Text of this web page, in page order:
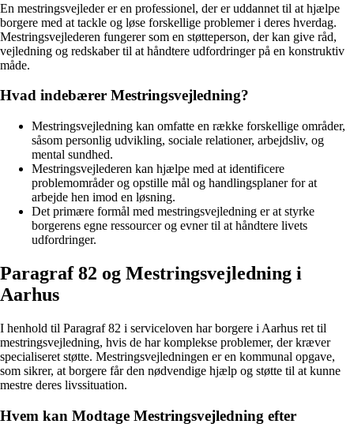
En mestringsvejleder er en professionel, der er uddannet til at hjælpe
borgere med at tackle og løse forskellige problemer i deres hverdag.
Mestringsvejlederen fungerer som en støtteperson, der kan give råd,
vejledning og redskaber til at håndtere udfordringer på en konstruktiv
måde.
Hvad indebærer Mestringsvejledning?
Mestringsvejledning kan omfatte en række forskellige områder,
såsom personlig udvikling, sociale relationer, arbejdsliv, og
mental sundhed.
Mestringsvejlederen kan hjælpe med at identificere
problemområder og opstille mål og handlingsplaner for at
arbejde hen imod en løsning.
Det primære formål med mestringsvejledning er at styrke
borgerens egne ressourcer og evner til at håndtere livets
udfordringer.
Paragraf 82 og Mestringsvejledning i
Aarhus
I henhold til Paragraf 82 i serviceloven har borgere i Aarhus ret til
mestringsvejledning, hvis de har komplekse problemer, der kræver
specialiseret støtte. Mestringsvejledningen er en kommunal opgave,
som sikrer, at borgere får den nødvendige hjælp og støtte til at kunne
mestre deres livssituation.
Hvem kan Modtage Mestringsvejledning efter